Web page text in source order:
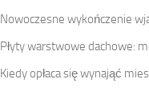
Nowoczesne wykończenie
Płyty warstwowe dachowe:
Kiedy opłaca się wynająć